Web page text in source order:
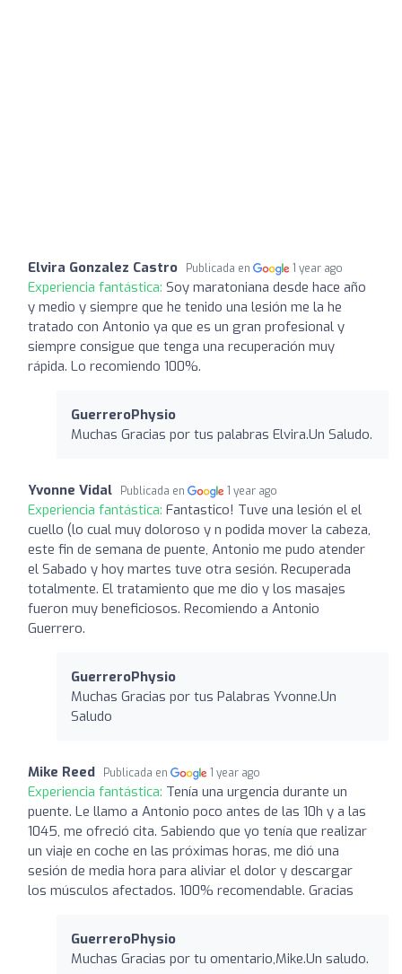
Elvira Gonzalez Castro Publicada en 1 year ago
Experiencia fantástica: Soy maratoniana desde hace año
y medio y siempre que he tenido una lesión me la he
tratado con Antonio ya que es un gran profesional y
siempre consigue que tenga una recuperación muy
rápida. Lo recomiendo 100%.
GuerreroPhysio
Muchas Gracias por tus palabras Elvira.Un Saludo.
Yvonne Vidal Publicada en 1 year ago
Experiencia fantástica: Fantastico! Tuve una lesión el el
cuello (lo cual muy doloroso y n podida mover la cabeza,
este fin de semana de puente, Antonio me pudo atender
el Sabado y hoy martes tuve otra sesión. Recuperada
totalmente. El tratamiento que me dio y los masajes
fueron muy beneficiosos. Recomiendo a Antonio
Guerrero.
GuerreroPhysio
Muchas Gracias por tus Palabras Yvonne.Un
Saludo
Mike Reed Publicada en 1 year ago
Experiencia fantástica: Tenía una urgencia durante un
puente. Le llamo a Antonio poco antes de las 10h y a las
1045, me ofreció cita. Sabiendo que yo tenía que realizar
un viaje en coche en las próximas horas, me dió una
sesión de media hora para aliviar el dolor y descargar
los músculos afectados. 100% recomendable. Gracias
GuerreroPhysio
Muchas Gracias por tu omentario,Mike.Un saludo.